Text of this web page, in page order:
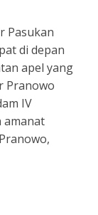
Pasukan
di depan
apel yang
Pranowo
IV
amanat